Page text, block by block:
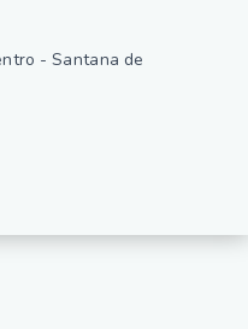
- Santana de